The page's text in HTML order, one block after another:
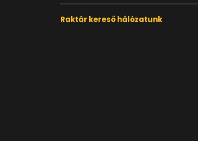
Raktár kereső hálózatunk